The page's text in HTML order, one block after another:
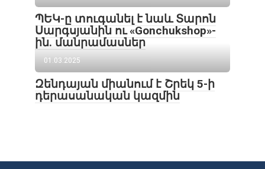
ՊԵԿ-ը տուգանել է նաև Տարոն
Սարգսյանին ու «Gonchukshop»-
ին. մանրամասներ
01.03.2025
Զենդայան միանում է Շրեկ 5-ի
դերասանական կազմին